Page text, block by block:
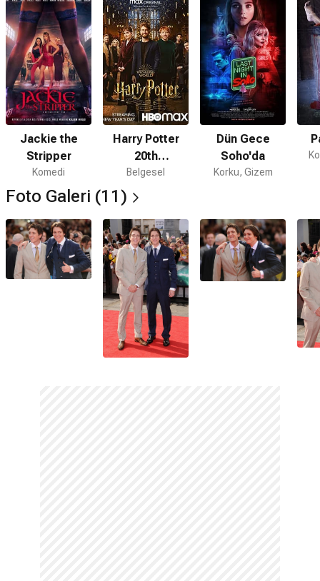
Jackie the
Stripper
Komedi
Harry Potter
20th
Anniversary:
Return to
Hogwarts
Belgesel
Dün Gece
Soho'da
Korku, Gizem
Foto Galeri (11)